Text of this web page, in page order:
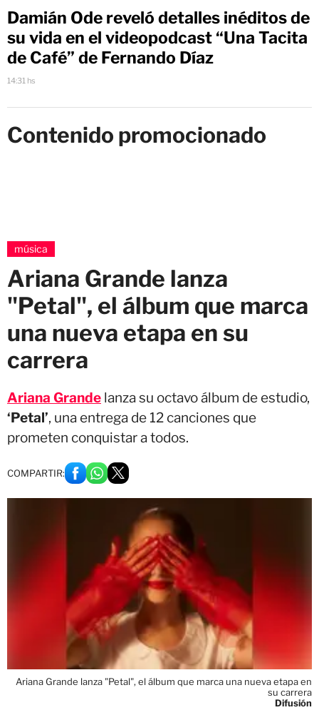
Damián Ode reveló detalles inéditos de
su vida en el videopodcast “Una Tacita
de Café” de Fernando Díaz
14:31 hs
Contenido promocionado
música
Ariana Grande lanza
"Petal", el álbum que marca
una nueva etapa en su
carrera
Ariana Grande lanza su octavo álbum de estudio,
‘Petal’, una entrega de 12 canciones que
prometen conquistar a todos.
COMPARTIR:
Ariana Grande lanza "Petal", el álbum que marca una nueva etapa en
su carrera
Difusión